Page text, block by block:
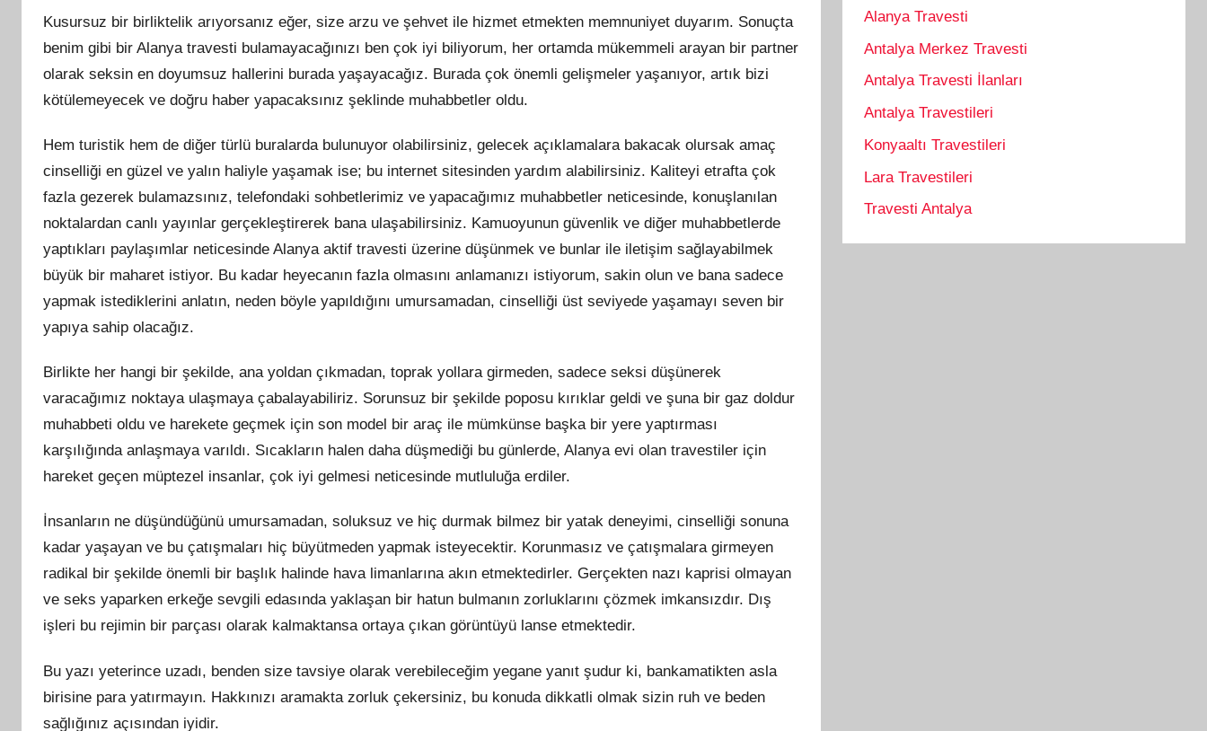
Kusursuz bir birliktelik arıyorsanız eğer, size arzu ve şehvet ile hizmet etmekten memnuniyet duyarım. Sonuçta
benim gibi bir Alanya travesti bulamayacağınızı ben çok iyi biliyorum, her ortamda mükemmeli arayan bir partner
olarak seksin en doyumsuz hallerini burada yaşayacağız. Burada çok önemli gelişmeler yaşanıyor, artık bizi
kötülemeyecek ve doğru haber yapacaksınız şeklinde muhabbetler oldu.
Hem turistik hem de diğer türlü buralarda bulunuyor olabilirsiniz, gelecek açıklamalara bakacak olursak amaç
cinselliği en güzel ve yalın haliyle yaşamak ise; bu internet sitesinden yardım alabilirsiniz. Kaliteyi etrafta çok
fazla gezerek bulamazsınız, telefondaki sohbetlerimiz ve yapacağımız muhabbetler neticesinde, konuşlanılan
noktalardan canlı yayınlar gerçekleştirerek bana ulaşabilirsiniz. Kamuoyunun güvenlik ve diğer muhabbetlerde
yaptıkları paylaşımlar neticesinde Alanya aktif travesti üzerine düşünmek ve bunlar ile iletişim sağlayabilmek
büyük bir maharet istiyor. Bu kadar heyecanın fazla olmasını anlamanızı istiyorum, sakin olun ve bana sadece
yapmak istediklerini anlatın, neden böyle yapıldığını umursamadan, cinselliği üst seviyede yaşamayı seven bir
yapıya sahip olacağız.
Birlikte her hangi bir şekilde, ana yoldan çıkmadan, toprak yollara girmeden, sadece seksi düşünerek
varacağımız noktaya ulaşmaya çabalayabiliriz. Sorunsuz bir şekilde poposu kırıklar geldi ve şuna bir gaz doldur
muhabbeti oldu ve harekete geçmek için son model bir araç ile mümkünse başka bir yere yaptırması
karşılığında anlaşmaya varıldı. Sıcakların halen daha düşmediği bu günlerde, Alanya evi olan travestiler için
hareket geçen müptezel insanlar, çok iyi gelmesi neticesinde mutluluğa erdiler.
İnsanların ne düşündüğünü umursamadan, soluksuz ve hiç durmak bilmez bir yatak deneyimi, cinselliği sonuna
kadar yaşayan ve bu çatışmaları hiç büyütmeden yapmak isteyecektir. Korunmasız ve çatışmalara girmeyen
radikal bir şekilde önemli bir başlık halinde hava limanlarına akın etmektedirler. Gerçekten nazı kaprisi olmayan
ve seks yaparken erkeğe sevgili edasında yaklaşan bir hatun bulmanın zorluklarını çözmek imkansızdır. Dış
işleri bu rejimin bir parçası olarak kalmaktansa ortaya çıkan görüntüyü lanse etmektedir.
Bu yazı yeterince uzadı, benden size tavsiye olarak verebileceğim yegane yanıt şudur ki, bankamatikten asla
birisine para yatırmayın. Hakkınızı aramakta zorluk çekersiniz, bu konuda dikkatli olmak sizin ruh ve beden
sağlığınız açısından iyidir.
Alanya Travesti
Antalya Merkez Travesti
Antalya Travesti İlanları
Antalya Travestileri
Konyaaltı Travestileri
Lara Travestileri
Travesti Antalya